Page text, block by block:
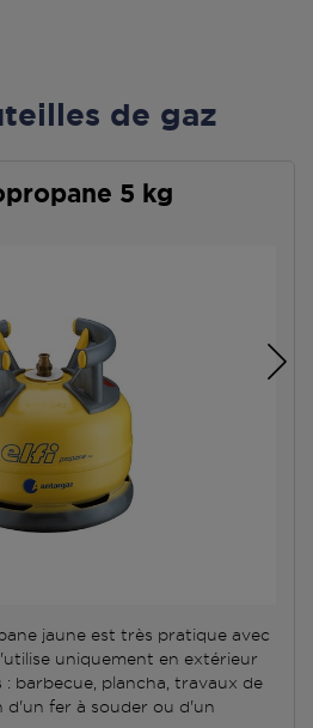
de gaz
5 kg
jaune est très pratique avec
uniquement en extérieur
: barbecue, plancha, travaux de
d'un fer à souder ou d'un